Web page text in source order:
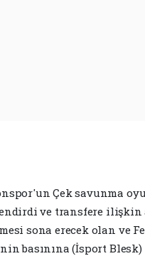
Çek savunma
ve transfere ilişkin
sona erecek olan ve
basınına (İsport